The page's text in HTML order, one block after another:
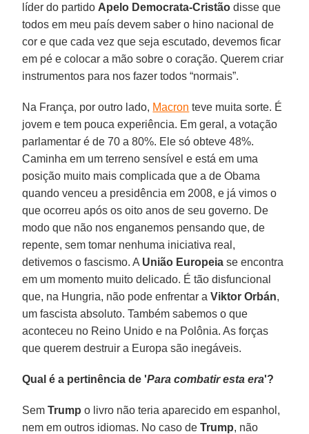
líder do partido Apelo Democrata-Cristão disse que
todos em meu país devem saber o hino nacional de
cor e que cada vez que seja escutado, devemos ficar
em pé e colocar a mão sobre o coração. Querem criar
instrumentos para nos fazer todos “normais”.
Na França, por outro lado, Macron teve muita sorte. É
jovem e tem pouca experiência. Em geral, a votação
parlamentar é de 70 a 80%. Ele só obteve 48%.
Caminha em um terreno sensível e está em uma
posição muito mais complicada que a de Obama
quando venceu a presidência em 2008, e já vimos o
que ocorreu após os oito anos de seu governo. De
modo que não nos enganemos pensando que, de
repente, sem tomar nenhuma iniciativa real,
detivemos o fascismo. A União Europeia se encontra
em um momento muito delicado. É tão disfuncional
que, na Hungria, não pode enfrentar aViktor Orbán,
um fascista absoluto. Também sabemos o que
aconteceu no Reino Unido e na Polônia. As forças
que querem destruir a Europa são inegáveis.
Qual é a pertinência de 'Para combatir esta era'?
SemTrump o livro não teria aparecido em espanhol,
nem em outros idiomas. No caso deTrump, não